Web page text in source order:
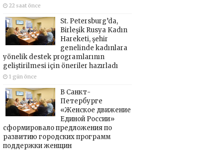
22 saat önce
St. Petersburg’da,
Birleşik Rusya Kadın
Hareketi, şehir
genelinde kadınlara
yönelik destek programlarının
geliştirilmesi için öneriler hazırladı
1 gün önce
В Санкт-
Петербурге
«Женское движение
Единой России»
сформировало предложения по
развитию городских программ
поддержки женщин